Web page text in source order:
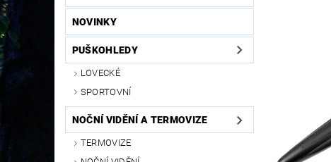
NOVINKY
PUŠKOHLEDY
LOVECKÉ
SPORTOVNÍ
NOČNÍ VIDĚNÍ A TERMOVIZE
TERMOVIZE